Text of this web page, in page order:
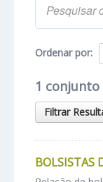
Ordenar por
1
Filtrar
BOLSISTAS